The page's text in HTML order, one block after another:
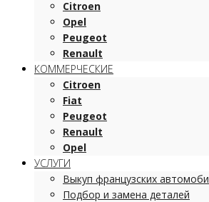
Citroen
Opel
Peugeot
Renault
КОММЕРЧЕСКИЕ
Citroen
Fiat
Peugeot
Renault
Opel
УСЛУГИ
Выкуп французских
Подбор и замена деталей